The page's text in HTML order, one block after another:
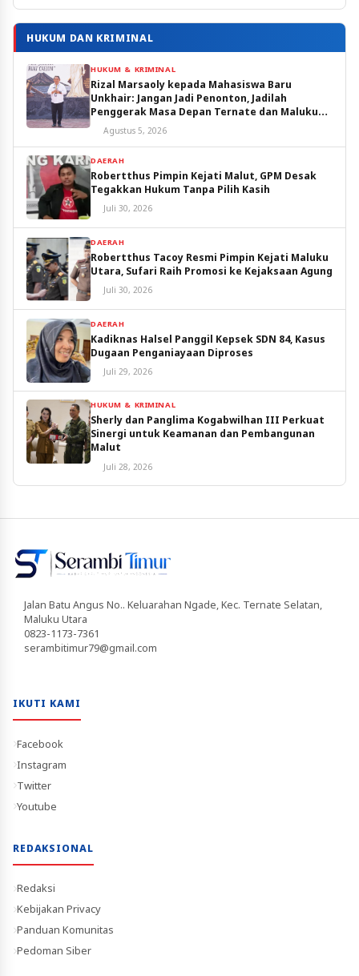
HUKUM DAN KRIMINAL
HUKUM & KRIMINAL
Rizal Marsaoly kepada Mahasiswa Baru
Unkhair: Jangan Jadi Penonton, Jadilah
Penggerak Masa Depan Ternate dan Maluku
Utara
Agustus 5, 2026
DAERAH
Robertthus Pimpin Kejati Malut, GPM Desak
Tegakkan Hukum Tanpa Pilih Kasih
Juli 30, 2026
DAERAH
Robertthus Tacoy Resmi Pimpin Kejati Maluku
Utara, Sufari Raih Promosi ke Kejaksaan Agung
Juli 30, 2026
DAERAH
Kadiknas Halsel Panggil Kepsek SDN 84, Kasus
Dugaan Penganiayaan Diproses
Juli 29, 2026
HUKUM & KRIMINAL
Sherly dan Panglima Kogabwilhan III Perkuat
Sinergi untuk Keamanan dan Pembangunan
Malut
Juli 28, 2026
Jalan Batu Angus No.. Keluarahan Ngade, Kec. Ternate Selatan,
Maluku Utara
0823-1173-7361
serambitimur79@gmail.com
IKUTI KAMI
Facebook
Instagram
Twitter
Youtube
REDAKSIONAL
Redaksi
Kebijakan Privacy
Panduan Komunitas
Pedoman Siber